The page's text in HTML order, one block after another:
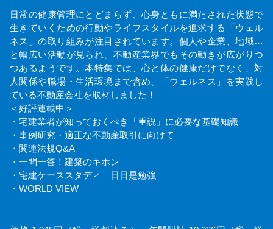
日常の健康管理にとどまらず、心身ともに満たされた状態で
生きていくための行動やライフスタイルを追求する「ウェル
ネス」の取り組みが注目されています。個人や企業、地域…
と幅広い活動が見られ、不動産業界でもその動きが広がりつ
つあるようです。本特集では、心と体の健康だけでなく、対
人関係や職場・生活環境まで含め、「ウェルネス」を実践し
ている不動産会社を取材しました！
＜好評連載中＞
・宅建業者が知っておくべき「重説」に必要な基礎知識
・事例研究・適正な不動産取引に向けて
・関連法規Q&A
・一問一答！建築のキホン
・宅建ケーススタディ 日日是勉強
・WORLD VIEW